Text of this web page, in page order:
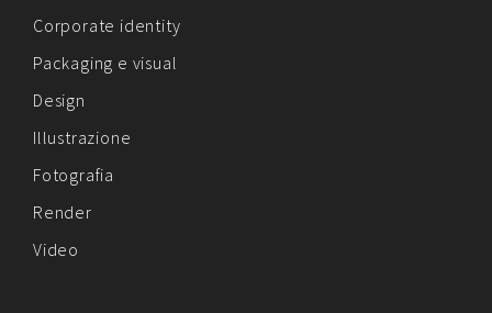
Corporate identity
Packaging e visual
Design
Illustrazione
Fotografia
Render
Video